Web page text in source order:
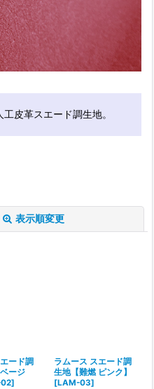
皮革スエード調生地。
表示順変更
ード調
ージ
]
ラムース スエード調
生地【難燃 ピンク】
[LAM-03]